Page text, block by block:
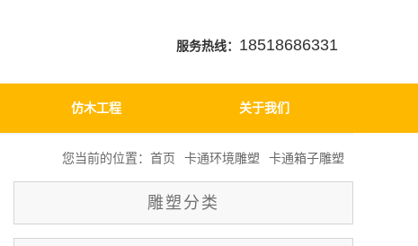
服务热线： 18518686331
仿木工程 关于我们
您当前的位置： 首页 卡通环境雕塑 卡通箱子雕塑
雕塑分类